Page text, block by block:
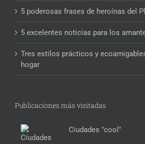
5 poderosas frases de heroínas del
5 excelentes noticias para los
Tres estilos prácticos y
hogar
Publicaciones más visitadas
Ciudades "cool"